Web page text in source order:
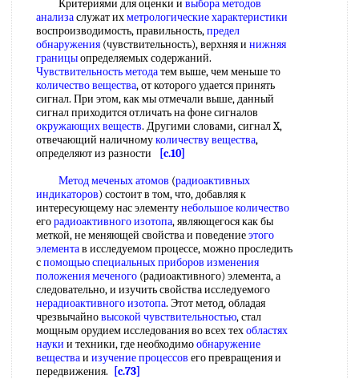
Критериями для оценки и выбора методов
анализаслужат ихметрологические характеристики
воспроизводимость, правильность,предел
обнаружения (чувствительность), верхняя и нижняя
границыопределяемых содержаний.
Чувствительность методатем выше, чем меньше то
количество вещества, от которого удается принять
сигнал. При этом, как мы отмечали выше, данный
сигнал приходится отличать на фоне сигналов
окружающих веществ. Другими словами, сигнал X,
отвечающий наличномуколичеству вещества,
определяют из разности
[c.10]
Метод меченых атомов (радиоактивных
индикаторов) состоит в том, что, добавляя к
интересующему нас элементунебольшое количество
егорадиоактивного изотопа, являющегося как бы
меткой, не меняющей свойства и поведениеэтого
элементав исследуемом процессе, можно проследить
спомощью специальныхприборов изменения
положения меченого (радиоактивного) элемента, а
следовательно, и изучить свойства исследуемого
нерадиоактивного изотопа. Этот метод, обладая
чрезвычайновысокой чувствительностью, стал
мощным орудием исследования во всех техобластях
науки и техники, где необходимообнаружение
веществаи изучение процессов его превращения и
передвижения.
[c.73]